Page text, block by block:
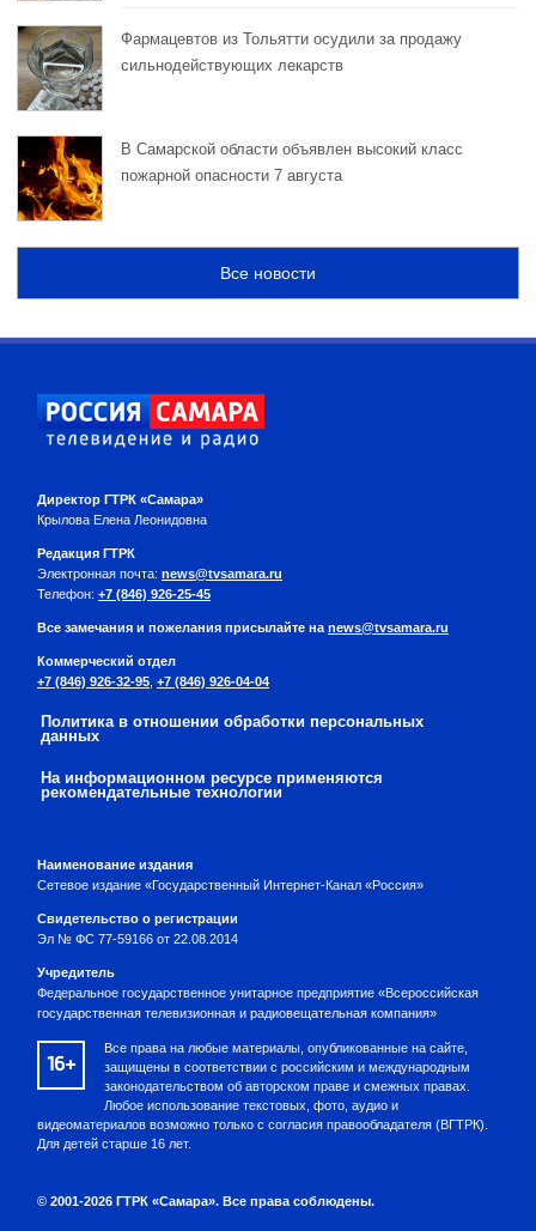
Фармацевтов из Тольятти осудили за продажу
сильнодействующих лекарств
В Самарской области объявлен высокий класс
пожарной опасности 7 августа
Все новости
Директор ГТРК «Самара»
Крылова Елена Леонидовна
Редакция ГТРК
Электронная почта: news@tvsamara.ru
Телефон: +7 (846) 926-25-45
Все замечания и пожелания присылайте на news@tvsamara.ru
Коммерческий отдел
+7 (846) 926-32-95 +7 (846) 926-04-04
Политика в отношении обработки персональных
данных
На информационном ресурсе применяются
рекомендательные технологии
Наименование издания
Сетевое издание «Государственный Интернет-Канал «Россия»
Свидетельство о регистрации
Эл № ФС 77-59166 от 22.08.2014
Учредитель
Федеральное государственное унитарное предприятие «Всероссийская
государственная телевизионная и радиовещательная компания»
16+
Все права на любые материалы, опубликованные на сайте,
защищены в соответствии с российским и международным
законодательством об авторском праве и смежных правах.
Любое использование текстовых, фото, аудио и
видеоматериалов возможно только с согласия правообладателя (ВГТРК).
Для детей старше 16 лет.
© 2001-2026 ГТРК «Самара». Все права соблюдены.